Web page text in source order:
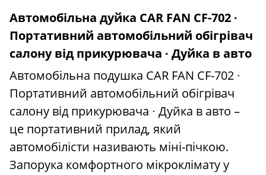
Автомобільна дуйка CAR FAN CF-702 ∙
Портативний автомобільний обігрівач
салону від прикурювача ∙ Дуйка в авто
Автомобільна подушка CAR FAN CF-702 ∙
Портативний автомобільний обігрівач
салону від прикурювача ∙ Дуйка в авто –
це портативний прилад, який
автомобілісти називають міні-пічкою.
Запорука комфортного мікроклімату у